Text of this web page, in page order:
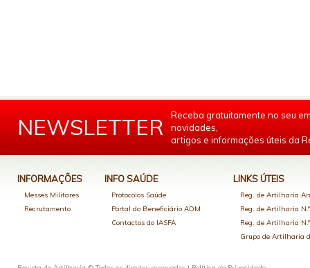
NEWSLETTER
Receba gratuitamente no seu
novidades,
artigos e informações úteis da
INFORMAÇÕES
Messes Militares
Recrutamento
INFO SAÚDE
Protocolos Saúde
Portal do Beneficiário ADM
Contactos do IASFA
LINKS ÚTEIS
Reg. de Artilharia
Reg. de Artilharia
Reg. de Artilharia
Grupo de Artilharia